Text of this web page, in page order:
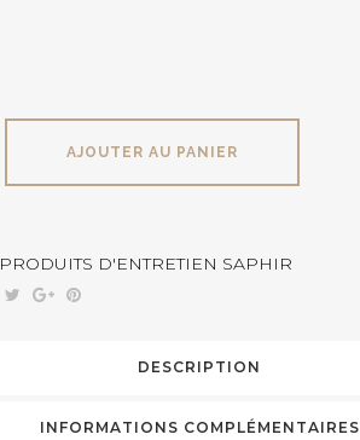
AJOUTER AU PANIER
PRODUITS D'ENTRETIEN SAPHIR
DESCRIPTION
INFORMATIONS COMPLÉMENTAIRES